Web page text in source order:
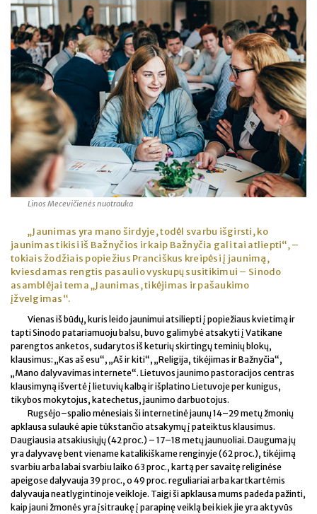
Linos Mecevičienės nuotrauka
„Jaunimas yra mano širdyje, todėl svarbu išgirsti, ko
jaunimas tikisi iš Bažnyčios ir kaip Bažnyčia gali tai atliepti“, –
tokiais žodžiais popiežius Pranciškus kreipėsi į jaunimą,
kviesdamas rengtis pasaulio vyskupų susitikimui – Sinodo
asamblėjai tema „Jaunimas, tikėjimas ir pašaukimo
įžvelgimas“.
Vienas iš būdų, kuris leido jaunimui atsiliepti į popiežiaus kvietimą ir
tapti Sinodo patariamuoju balsu, buvo galimybė atsakyti į Vatikane
parengtos anketos, sudarytos iš keturių skirtingų teminių blokų,
klausimus: „Kas aš esu“, „Aš ir kiti“, „Religija, tikėjimas ir Bažnyčia“,
„Mano dalyvavimas internete“. Lietuvos jaunimo pastoracijos centras
klausimyną išvertė į lietuvių kalbą ir išplatino Lietuvoje per kunigus,
tikybos mokytojus, katechetus, jaunimo darbuotojus.
Rugsėjo–spalio mėnesiais ši internetinė jaunų 14–29 metų žmonių
apklausa sulaukė apie tūkstančio atsakymų į pateiktus klausimus.
Daugiausia atsakiusiųjų (42 proc.) – 17–18 metų jaunuoliai. Dauguma jų
yra dalyvavę bent viename katalikiškame renginyje (62 proc.), tikėjimą
svarbiu arba labai svarbiu laiko 63 proc., kartą per savaitę religinėse
apeigose dalyvauja 39 proc., o 49 proc. reguliariai arba kartkartėmis
dalyvauja neatlygintinoje veikloje. Taigi ši apklausa mums padeda pažinti,
kaip jauni žmonės yra įsitraukę į parapinę veiklą bei kiek jie yra aktyvūs